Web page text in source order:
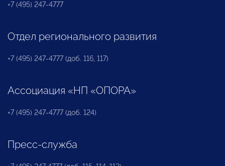
+7 (495) 247-4777
Отдел регионального развития
+7 (495) 247-4777 (доб. 116, 117)
Ассоциация «НП «ОПОРА»
+7 (495) 247-4777 (доб. 124)
Пресс-служба